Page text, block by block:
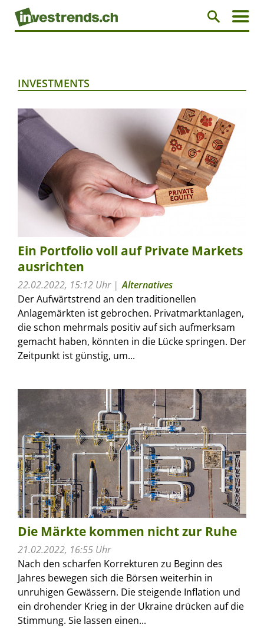
INVESTMENTS
Ein Portfolio voll auf Private Markets
ausrichten
22.02.2022, 15:12 Uhr
Alternatives
Der Aufwärtstrend an den traditionellen
Anlagemärkten ist gebrochen. Privatmarktanlagen,
die schon mehrmals positiv auf sich aufmerksam
gemacht haben, könnten in die Lücke springen. Der
Zeitpunkt ist günstig, um...
Die Märkte kommen nicht zur Ruhe
21.02.2022, 16:55 Uhr
Nach den scharfen Korrekturen zu Beginn des
Jahres bewegen sich die Börsen weiterhin in
unruhigen Gewässern. Die steigende Inflation und
ein drohender Krieg in der Ukraine drücken auf die
Stimmung. Sie lassen einen...